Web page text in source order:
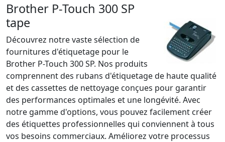
Brother P-Touch 300 SP
tape
Découvrez notre vaste sélection de
fournitures d'étiquetage pour le
Brother P-Touch 300 SP. Nos produits
comprennent des rubans d'étiquetage de haute qualité
et des cassettes de nettoyage conçues pour garantir
des performances optimales et une longévité. Avec
notre gamme d'options, vous pouvez facilement créer
des étiquettes professionnelles qui conviennent à tous
vos besoins commerciaux. Améliorez votre processus